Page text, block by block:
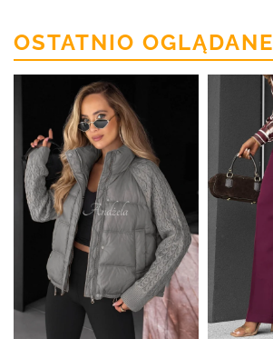
OSTATNIO OGLĄDANE